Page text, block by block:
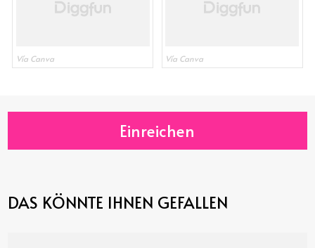
Vía Canva Vía Canva
Einreichen
DAS KÖNNTE IHNEN GEFALLEN